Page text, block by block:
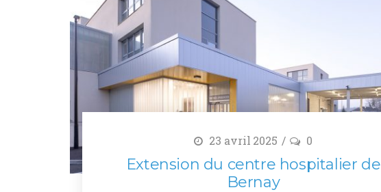
23 avril 2025 0
Extension du centre hospitalier de
Bernay